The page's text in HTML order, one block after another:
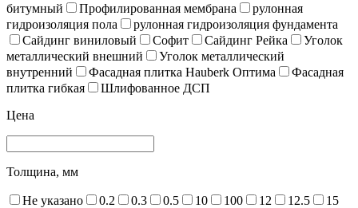
битумный
Профилированная мембрана
рулонная
гидроизоляция пола
рулонная гидроизоляция фундамента
Сайдинг виниловый
Софит Сайдинг Рейка
Уголок
металлический внешний
Уголок металлический
внутренний
Фасадная плитка Hauberk Оптима
Фасадная
плитка гибкая
Шлифованное ДСП
Цена
Толщина, мм
Не указано 0.2 0.3 0.5 10 100 12 12.5
15